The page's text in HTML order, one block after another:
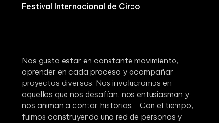
Festival Internacional de Circo
Nos gusta estar en constante movimiento,
aprender en cada proceso y acompañar
proyectos diversos. Nos involucramos en
aquellos que nos desafían, nos entusiasman y
nos animan a contar historias. Con el tiempo,
fuimos construyendo una red de personas y